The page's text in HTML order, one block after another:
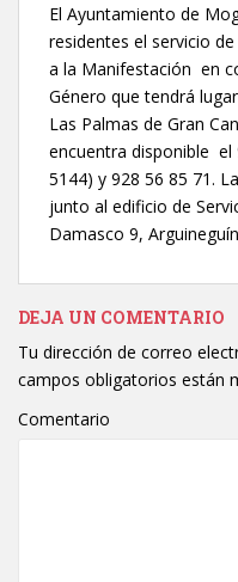
El Ayuntamiento de
residentes el servicio
a la Manifestación en
Género que tendrá
Las Palmas de Gran
encuentra disponible el
5144) y 928 56 85 71.
junto al edificio de
Damasco 9,
DEJA UN COMENTARIO
Tu dirección de correo
campos obligatorios están
Comentario